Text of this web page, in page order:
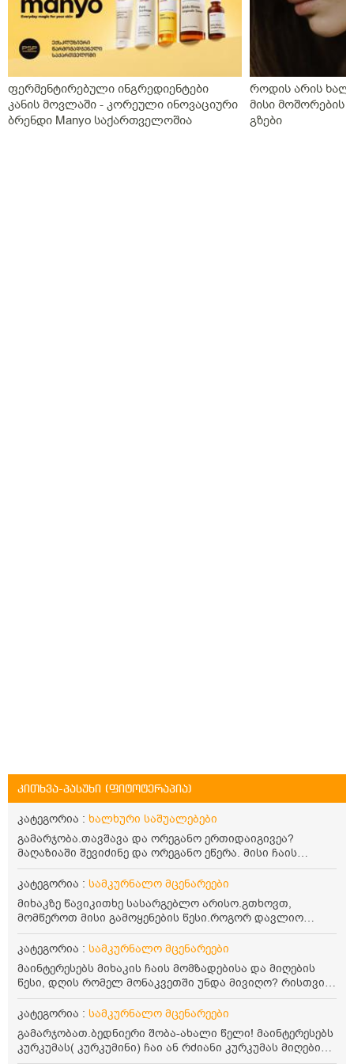
ფერმენტირებული ინგრედიენტები
კანის მოვლაში - კორეული ინოვაციური
ბრენდი Manyo საქართველოშია
როდის არის
მისი მოშორების
გზები
კითხვა-პასუხი (ფიტოტერაპია)
კატეგორია : ხალხური საშუალებები
გამარჯობა.თავშავა და ორეგანო ერთიდაიგივეა?
მაღაზიაში შევიძინე და ორეგანო ეწერა. მისი ჩაის
დალევის წესი მაინტერესებს.რისთვის არის კარგი?
წავიკითხე რომ: 1 ჭიქა თბილ წყალში ჩავყაროთ 1 ჩაის
კოვზი დაქუცმაცებული და გამხმარი ორეგანო და
გავაჩეროთ 10-15 წუთი, მივიღოთო ჭამიდან 1-2 საათში.
მიზანი: ანტიოქსიდანტური და ანთების საწინააღმდეგო
თვისება. სწორია ეს ინფორმაცია? უკუჩვენება რა აქვს
და ბრონქულ ასთმას თუ შველის ორეგანოს ჩაი?
კატეგორია : სამკურნალო მცენარეები
მიხაკზე წავიკითხე სასარგებლო არისო.გთხოვთ,
მომწეროთ მისი გამოყენების წესი.როგორ დავლიო
მიხაკის ჩაი. ასევე მაინტერესებს ლეიკოციტები მაქვს
ოდნავ დაბალი და წავიკითხე ლეიკოციტების დონეს
მაღლა წევსო და ასეა?
კატეგორია : სამკურნალო მცენარეები
მაინტერესებს მიხაკის ჩაის მომზადებისა და მიღების
წესი, დღის რომელ მონაკვეთში უნდა მივიღო? რისთვის
არის სასარგებლო და უკუჩვენება თუ აქვს
კატეგორია : სამკურნალო მცენარეები
გამარჯობათ.ბედნიერი შობა-ახალი წელი! მაინტერესებს
კურკუმას( კურკუმინი) ჩაი ან რძიანი კურკუმას მიღების